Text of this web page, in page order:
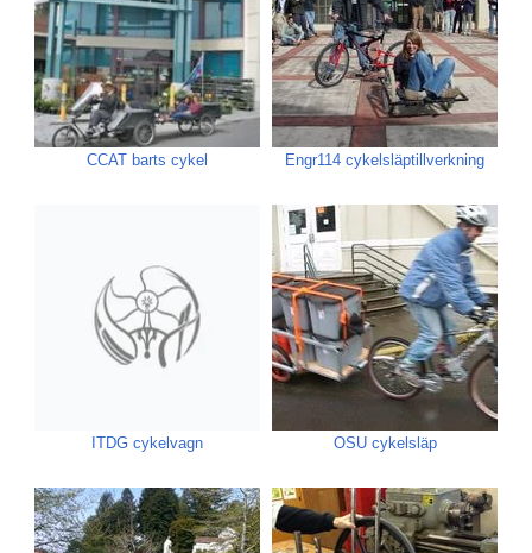
CCAT barts cykel Engr114 cykelsläptillverkning
ITDG cykelvagn OSU cykelsläp